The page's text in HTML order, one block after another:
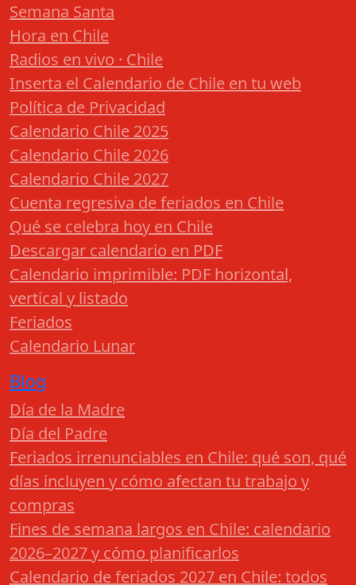
Semana Santa
Hora en Chile
Radios en vivo · Chile
Inserta el Calendario de Chile en tu web
Política de Privacidad
Calendario Chile 2025
Calendario Chile 2026
Calendario Chile 2027
Cuenta regresiva de feriados en Chile
Qué se celebra hoy en Chile
Descargar calendario en PDF
Calendario imprimible: PDF horizontal,
vertical y listado
Feriados
Calendario Lunar
Blog
Día de la Madre
Día del Padre
Feriados irrenunciables en Chile: qué son, qué
días incluyen y cómo afectan tu trabajo y
compras
Fines de semana largos en Chile: calendario
2026–2027 y cómo planificarlos
Calendario de feriados 2027 en Chile: todos